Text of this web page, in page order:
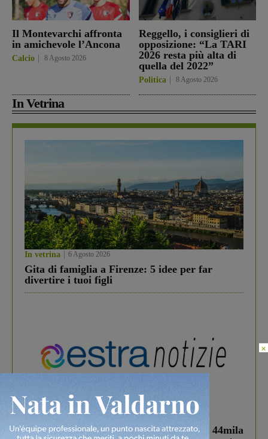
Il Montevarchi affronta
in amichevole l’Ancona
Calcio 8 Agosto 2026
Reggello, i consiglieri di
opposizione: “La TARI
2026 resta più alta di
quella del 2022”
Politica 8 Agosto 2026
In Vetrina
In vetrina 6 Agosto 2026
Gita di famiglia a Firenze: 5 idee per far
divertire i tuoi figli
In vetrina 3 Agosto 2026
Estra Notizie agosto: Smart Cities, oltre 44mila
×